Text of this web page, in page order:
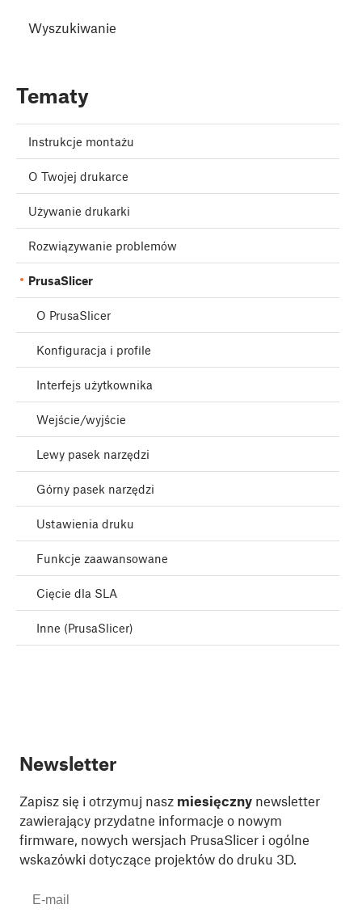
Wyszukiwanie
Tematy
Instrukcje montażu
O Twojej drukarce
Używanie drukarki
Rozwiązywanie problemów
PrusaSlicer
O PrusaSlicer
Konfiguracja i profile
Interfejs użytkownika
Wejście/wyjście
Lewy pasek narzędzi
Górny pasek narzędzi
Ustawienia druku
Funkcje zaawansowane
Cięcie dla SLA
Inne (PrusaSlicer)
Newsletter
Zapisz się i otrzymuj nasz miesięczny newsletter
zawierający przydatne informacje o nowym
firmware, nowych wersjach PrusaSlicer i ogólne
wskazówki dotyczące projektów do druku 3D.